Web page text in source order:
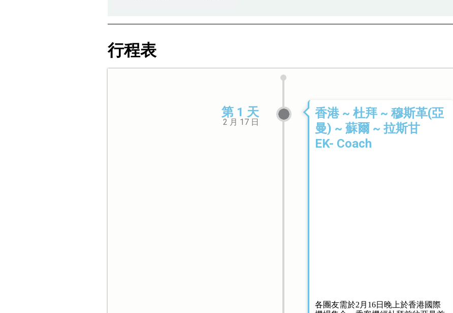
行程表
第 1 天
2 月 17 日
香港 ~ 杜拜 ~ 穆斯革(亞
曼) ~ 蘇爾 ~ 拉斯甘
EK- Coach
各團友需於2月16日晚上於香港國際